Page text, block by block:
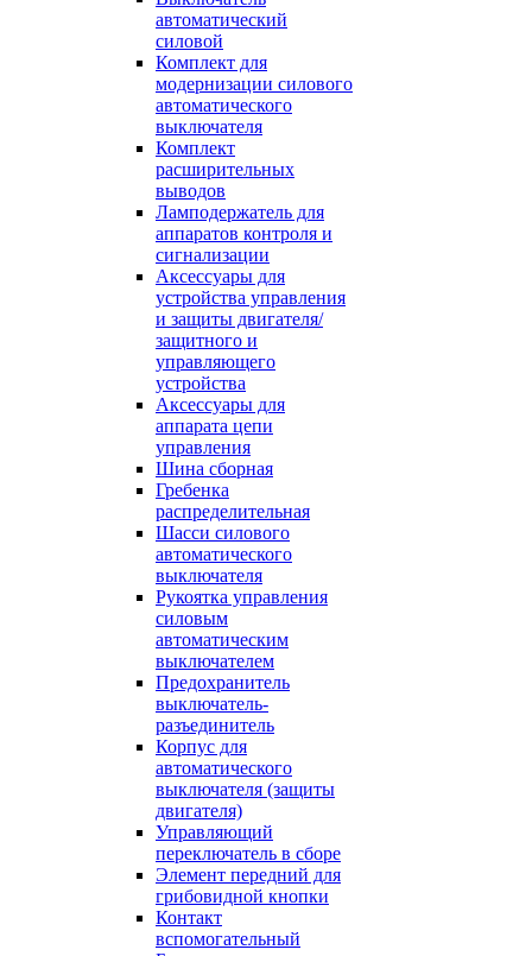
автоматический
силовой
Комплект для
модернизации силового
автоматического
выключателя
Комплект
расширительных
выводов
Ламподержатель для
аппаратов контроля и
сигнализации
Аксессуары для
устройства управления
и защиты двигателя/
защитного и
управляющего
устройства
Аксессуары для
аппарата цепи
управления
Шина сборная
Гребенка
распределительная
Шасси силового
автоматического
выключателя
Рукоятка управления
силовым
автоматическим
выключателем
Предохранитель
выключатель-
разъединитель
Корпус для
автоматического
выключателя (защиты
двигателя)
Управляющий
переключатель в сборе
Элемент передний для
грибовидной кнопки
Контакт
вспомогательный